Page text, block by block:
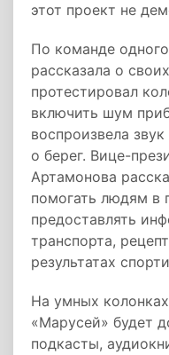
этот проект не
По команде
рассказала о
протестировал
включить шум
воспроизвела
о берег. Вице-
Артамонова
помогать людям в
предоставлять
транспорта,
результатах
На умных
«Марусей» будет
подкасты,